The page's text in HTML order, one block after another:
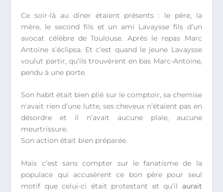
Ce soir-là au dîner étaient présents : le père, la
mère, le second fils et un ami Lavaysse fils d’un
avocat célèbre de Toulouse. Après le repas Marc
Antoine s’éclipsa. Et c’est quand le jeune Lavaysse
voulut partir, qu’ils trouvèrent en bas Marc-Antoine,
pendu à une porte.
Son habit était bien plié sur le comptoir, sa chemise
n’avait rien d’une lutte, ses cheveux n’étaient pas en
désordre et il n’avait aucune plaie, aucune
meurtrissure.
Son action était bien préparée.
Mais c’est sans compter sur le fanatisme de la
populace qui accusèrent ce bon père pour seul
motif que celui-ci était protestant et qu’il aurait